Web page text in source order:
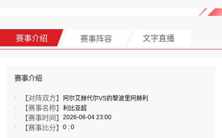
赛事介绍 赛事阵容 文字直播
赛事介绍
【对阵双方】 阿尔艾赫代尔VS的黎波里阿赫利
【赛事名称】利比亚超
【赛事时间】2026-06-04 23:00
【赛事比分】0 : 0